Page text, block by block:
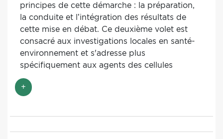
principes de cette démarche : la préparation,
la conduite et l’intégration des résultats de
cette mise en débat. Ce deuxième volet est
consacré aux investigations locales en santé-
environnement et s'adresse plus
spécifiquement aux agents des cellules
régionales développant des études sanitaires
en santé-environnement, les membres de la
+